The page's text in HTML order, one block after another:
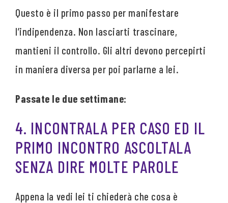
Questo è il primo passo per manifestare
l’indipendenza. Non lasciarti trascinare,
mantieni il controllo. Gli altri devono percepirti
in maniera diversa per poi parlarne a lei.
Passate le due settimane:
4. INCONTRALA PER CASO ED IL
PRIMO INCONTRO ASCOLTALA
SENZA DIRE MOLTE PAROLE
Appena la vedi lei ti chiederà che cosa è